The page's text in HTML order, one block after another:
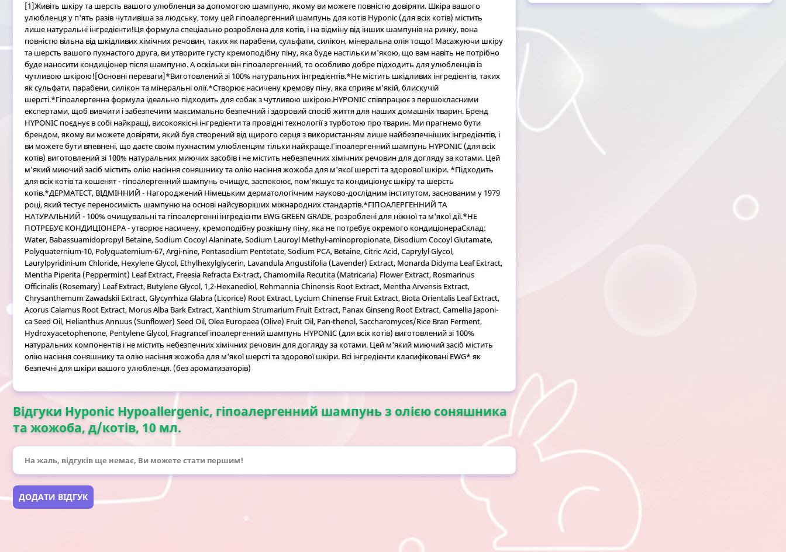
[1]Живіть шкіру та шерсть вашого улюбленця за допомогою шампуню, якому ви можете повністю довіряти. Шкіра вашого
улюбленця у п'ять разів чутливіша за людську, тому цей гіпоалергенний шампунь для котів Hyponic (для всіх котів) містить
лише натуральні інгредієнти!Ця формула спеціально розроблена для котів, і на відміну від інших шампунів на ринку, вона
повністю вільна від шкідливих хімічних речовин, таких як парабени, сульфати, силікон, мінеральна олія тощо! Масажуючи шкіру
та шерсть вашого пухнастого друга, ви утворите густу кремоподібну піну, яка буде настільки м'якою, що вам навіть не потрібно
буде наносити кондиціонер після шампуню. А оскільки він гіпоалергенний, то особливо добре підходить для улюбленців із
чутливою шкірою![Основні переваги]*Виготовлений зі 100% натуральних інгредієнтів.*Не містить шкідливих інгредієнтів, таких
як сульфати, парабени, силікон та мінеральні олії.*Створює насичену кремову піну, яка сприяє м'якій, блискучій
шерсті.*Гіпоалергенна формула ідеально підходить для собак з чутливою шкірою.HYPONIC співпрацює з першокласними
експертами, щоб вивчити і забезпечити максимально безпечний і здоровий спосіб життя для наших домашніх тварин. Бренд
HYPONIC поєднує в собі найкращі, високоякісні інгредієнти та провідні технології з турботою про тварин. Ми прагнемо бути
брендом, якому ви можете довіряти, який був створений від щирого серця з використанням лише найбезпечніших інгредієнтів, і
ви можете бути впевнені, що даєте своїм пухнастим улюбленцям тільки найкраще.Гіпоалергенний шампунь HYPONIC (для всіх
котів) виготовлений зі 100% натуральних миючих засобів і не містить небезпечних хімічних речовин для догляду за котами. Цей
м'який миючий засіб містить олію насіння соняшнику та олію насіння жожоба для м'якої шерсті та здорової шкіри. *Підходить
для всіх котів та кошенят - гіпоалергенний шампунь очищує, заспокоює, пом'якшує та кондиціонує шкіру та шерсть
котів.*ДЕРМАТЕСТ, ВІДМІННИЙ - Нагороджений Німецьким дерматологічним науково-дослідним інститутом, заснованим у 1979
році, який тестує переносимість шампуню на основі найсуворіших міжнародних стандартів.*ГІПОАЛЕРГЕННИЙ ТА
НАТУРАЛЬНИЙ - 100% очищувальні та гіпоалергенні інгредієнти EWG GREEN GRADE, розроблені для ніжної та м'якої дії.*НЕ
ПОТРЕБУЄ КОНДИЦІОНЕРА - утворює насичену, кремоподібну розкішну піну, яка не потребує окремого кондиціонераСклад:
Water, Babassuamidopropyl Betaine, Sodium Cocoyl Alaninate, Sodium Lauroyl Methyl-aminopropionate, Disodium Cocoyl Glutamate,
Polyquaternium-10, Polyquaternium-67, Argi-nine, Pentasodium Pentetate, Sodium PCA, Betaine, Citric Acid, Caprylyl Glycol,
Laurylpyridini-um Chloride, Hexylene Glycol, Ethylhexylglycerin, Lavandula Angustifolia (Lavender) Extract, Monarda Didyma Leaf Extract,
Mentha Piperita (Peppermint) Leaf Extract, Freesia Refracta Ex-tract, Chamomilla Recutita (Matricaria) Flower Extract, Rosmarinus
Officinalis (Rosemary) Leaf Extract, Butylene Glycol, 1,2-Hexanediol, Rehmannia Chinensis Root Extract, Mentha Arvensis Extract,
Chrysanthemum Zawadskii Extract, Glycyrrhiza Glabra (Licorice) Root Extract, Lycium Chinense Fruit Extract, Biota Orientalis Leaf Extract,
Acorus Calamus Root Extract, Morus Alba Bark Extract, Xanthium Strumarium Fruit Extract, Panax Ginseng Root Extract, Camellia Japoni-
ca Seed Oil, Helianthus Annuus (Sunflower) Seed Oil, Olea Europaea (Olive) Fruit Oil, Pan-thenol, Saccharomyces/Rice Bran Ferment,
Hydroxyacetophenone, Pentylene Glycol, FragranceГіпоалергенний шампунь HYPONIC (для всіх котів) виготовлений зі 100%
натуральних компонентів і не містить небезпечних хімічних речовин для догляду за котами. Цей м'який миючий засіб містить
олію насіння соняшнику та олію насіння жожоба для м'якої шерсті та здорової шкіри. Всі інгредієнти класифіковані EWG* як
безпечні для шкіри вашого улюбленця. (без ароматизаторів)
Відгуки Hyponic Hypoallergenic, гіпоалергенний шампунь з олією соняшника
та жожоба, д/котів, 10 мл.
На жаль, відгуків ще немає, Ви можете стати першим!
ДОДАТИ ВІДГУК